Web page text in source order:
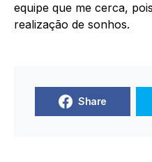
equipe que me cerca,
realização de sonhos.
Share